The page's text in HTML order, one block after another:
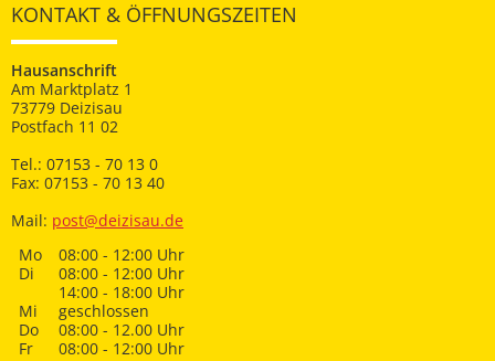
KONTAKT & ÖFFNUNGSZEITEN
Hausanschrift
Am Marktplatz 1
73779 Deizisau
Postfach 11 02
Tel.: 07153 - 70 13 0
Fax: 07153 - 70 13 40
Mail: post@deizisau.de
Mo
08:00 - 12:00 Uhr
Di
08:00 - 12:00 Uhr
14:00 - 18:00 Uhr
Mi
geschlossen
Do
08:00 - 12.00 Uhr
Fr
08:00 - 12:00 Uhr